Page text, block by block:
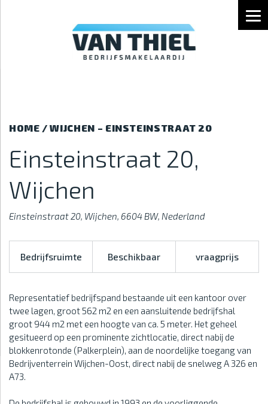
EINSTEINSTRAAT 20, WIJCHEN
HOME /WIJCHEN – EINSTEINSTRAAT 20
Einsteinstraat 20,
Wijchen
Einsteinstraat 20, Wijchen, 6604 BW, Nederland
Bedrijfsruimte Beschikbaar vraagprijs
Representatief bedrijfspand bestaande uit een kantoor over
twee lagen, groot 562 m2 en een aansluitende bedrijfshal
groot 944 m2 met een hoogte van ca. 5 meter. Het geheel
gesitueerd op een prominente zichtlocatie, direct nabij de
blokkenrotonde (Palkerplein), aan de noordelijke toegang van
Bedrijventerrein Wijchen-Oost, direct nabij de snelweg A 326 en
A73.